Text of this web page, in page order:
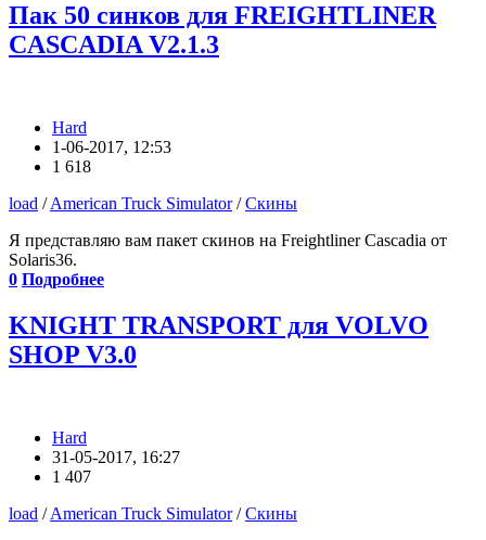
Пак 50 синков для FREIGHTLINER
CASCADIA V2.1.3
Hard
1-06-2017, 12:53
1 618
load /American Truck Simulator/Скины
Я представляю вам пакет скинов на Freightliner Cascadia от
Solaris36.
0 Подробнее
KNIGHT TRANSPORT для VOLVO
SHOP V3.0
Hard
31-05-2017, 16:27
1 407
load /American Truck Simulator/Скины